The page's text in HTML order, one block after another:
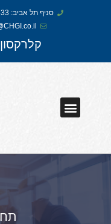
סניף תל אביב: 03-6394333